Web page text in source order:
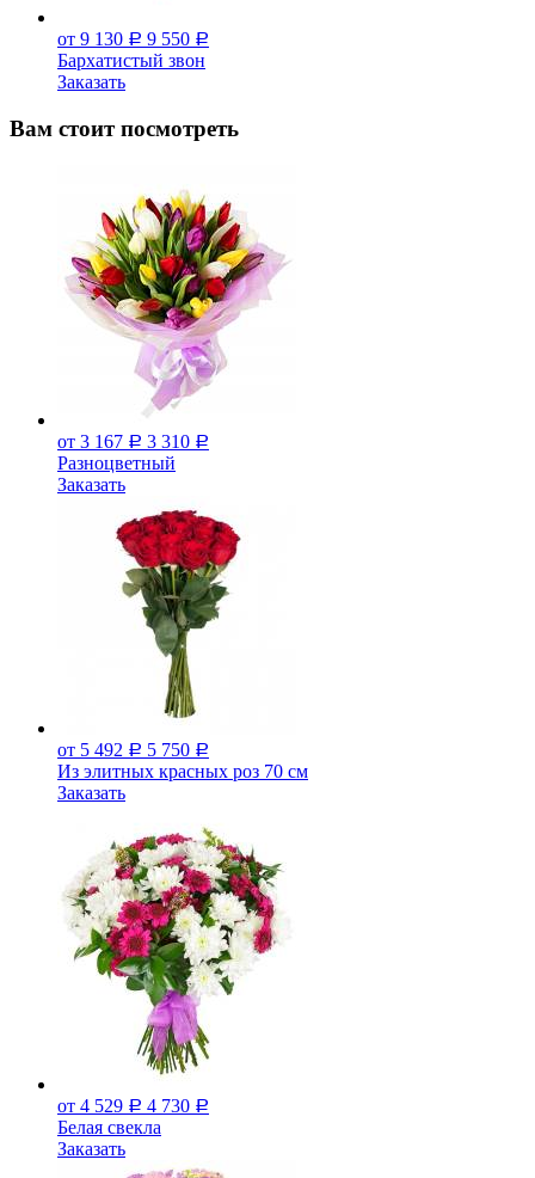
от 9 130 Р 9 550 Р
Бархатистый звон
Заказать
Вам стоит посмотреть
от 3 167 Р 3 310 Р
Разноцветный
Заказать
от 5 492 Р 5 750 Р
Из элитных красных роз 70 см
Заказать
от 4 529 Р 4 730 Р
Белая свекла
Заказать